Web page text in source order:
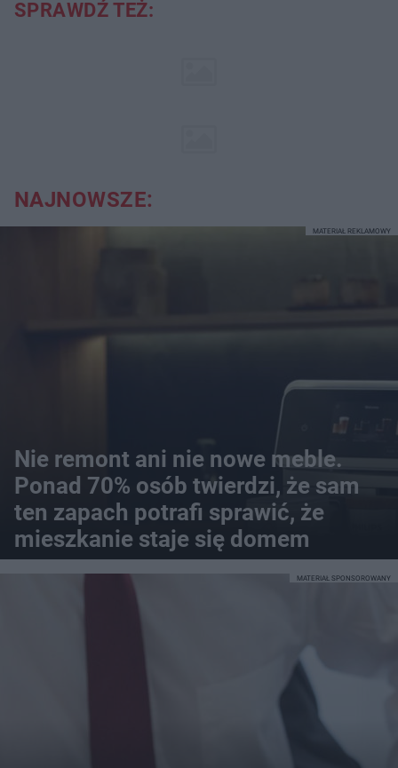
SPRAWDŹ TEŻ:
NAJNOWSZE:
Nie remont ani nie nowe meble.
Ponad 70% osób twierdzi, że sam
ten zapach potrafi sprawić, że
mieszkanie staje się domem
MATERIAŁ REKLAMOWY
MATERIAŁ SPONSOROWANY